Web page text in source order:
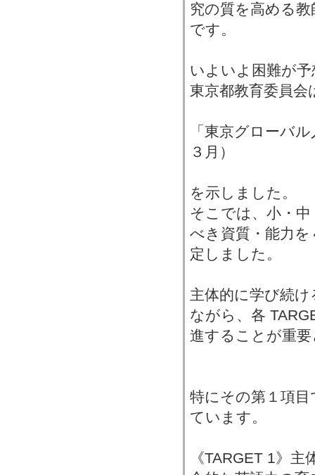
究の質を高める
です。
いよいよ困難が
東京都教育委員会
「東京グローバ
３月）
を示しました。
そこでは、小・
べき資質・能力を
定しました。
主体的に学び続
ながら、各
進することが重
特にその第１項
ています。
《TARGET 1》